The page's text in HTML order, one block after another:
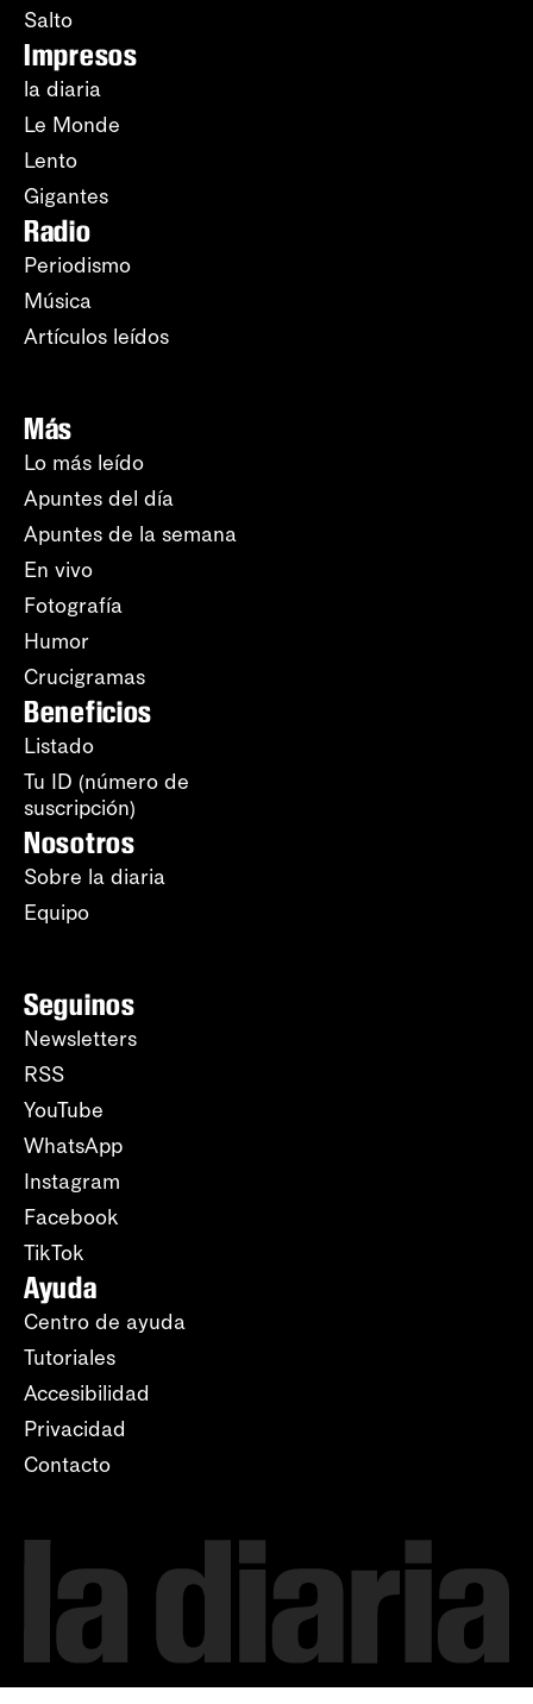
Salto
Impresos
la diaria
Le Monde
Lento
Gigantes
Radio
Periodismo
Música
Artículos leídos
Más
Lo más leído
Apuntes del día
Apuntes de la semana
En vivo
Fotografía
Humor
Crucigramas
Beneficios
Listado
Tu ID (número de
suscripción)
Nosotros
Sobre la diaria
Equipo
Seguinos
Newsletters
RSS
YouTube
WhatsApp
Instagram
Facebook
TikTok
Ayuda
Centro de ayuda
Tutoriales
Accesibilidad
Privacidad
Contacto